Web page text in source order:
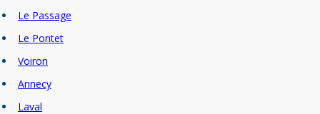
Le Passage
Le Pontet
Voiron
Annecy
Laval